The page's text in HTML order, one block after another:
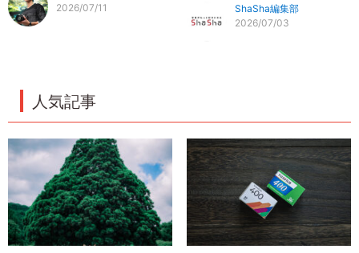
2026/07/11
ShaSha編集部
2026/07/03
人気記事